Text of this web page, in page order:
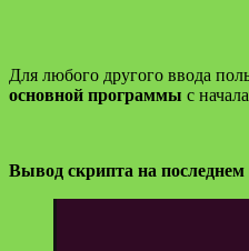
Для любого другого ввода
основной программы с
Вывод скрипта на последнем